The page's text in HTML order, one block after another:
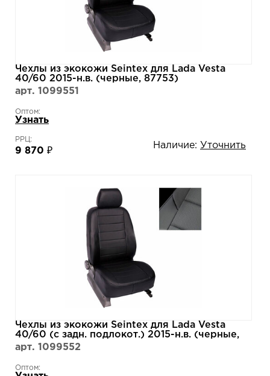
Чехлы из экокожи Seintex для Lada Vesta
40/60 2015-н.в. (черные, 87753)
арт. 1099551
Оптом:
Узнать
РРЦ:
9 870 ₽
Наличие: Уточнить
Чехлы из экокожи Seintex для Lada Vesta
40/60 (с задн. подлокот.) 2015-н.в. (черные,
90270)
арт. 1099552
Оптом: